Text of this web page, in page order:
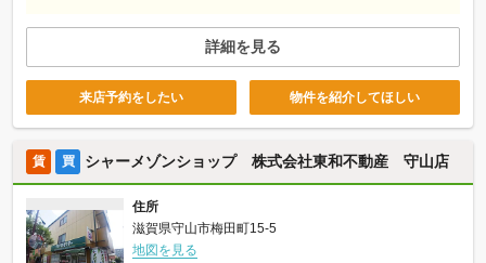
詳細を見る
来店予約をしたい 物件を紹介してほしい
賃 買 シャーメゾンショップ 株式会社東和不動産 守山店
住所
滋賀県守山市梅田町15-5
地図を見る